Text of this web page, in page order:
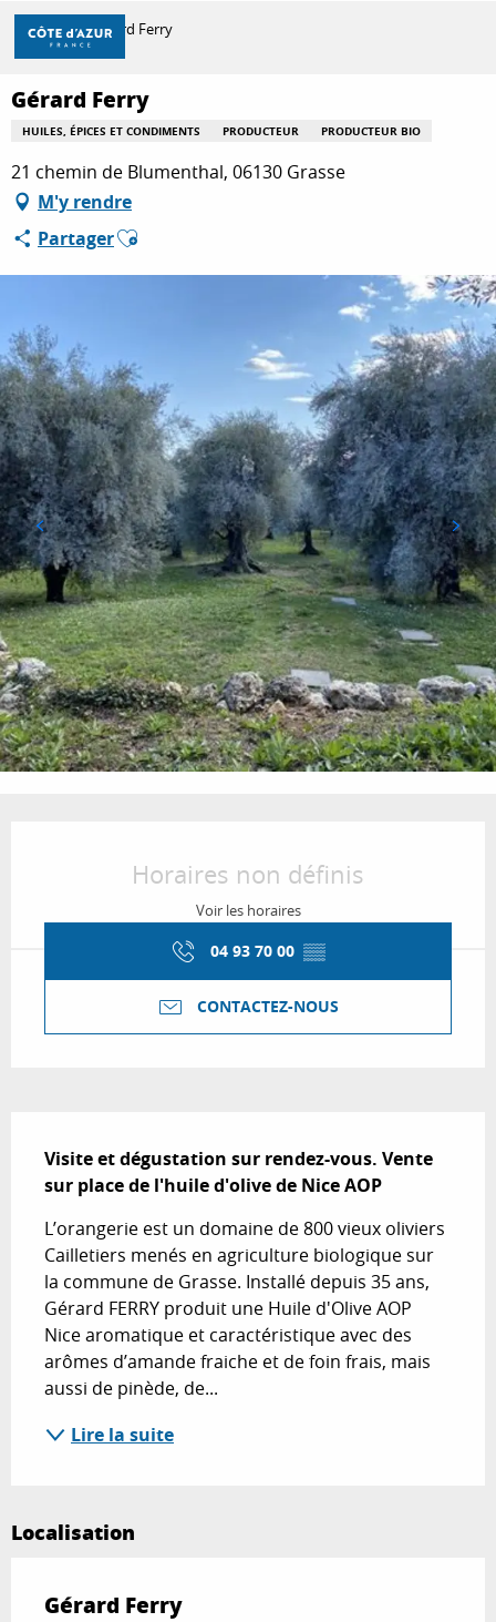
Aller
contenu
principal
DÉCOUVRIR
À FAIRE
SÉJOURNER
Accueil Gérard Ferry
Gérard Ferry
HUILES, ÉPICES ET CONDIMENTS PRODUCTEUR PRODUCTEUR BIO
21 chemin de Blumenthal, 06130 Grasse
M'y rendre
PartagerAjouter aux favoris
Horaires non définis
Voir les horaires
04 93 70 00 ▒▒
CONTACTEZ-NOUS
Visite et dégustation sur rendez-vous. Vente
sur place de l'huile d'olive de Nice AOP
L’orangerie est un domaine de 800 vieux oliviers
Cailletiers menés en agriculture biologique sur
la commune de Grasse. Installé depuis 35 ans,
Gérard FERRY produit une Huile d'Olive AOP
Nice aromatique et caractéristique avec des
arômes d’amande fraiche et de foin frais, mais
aussi de pinède, de...
Lire la suite
Localisation
Gérard Ferry